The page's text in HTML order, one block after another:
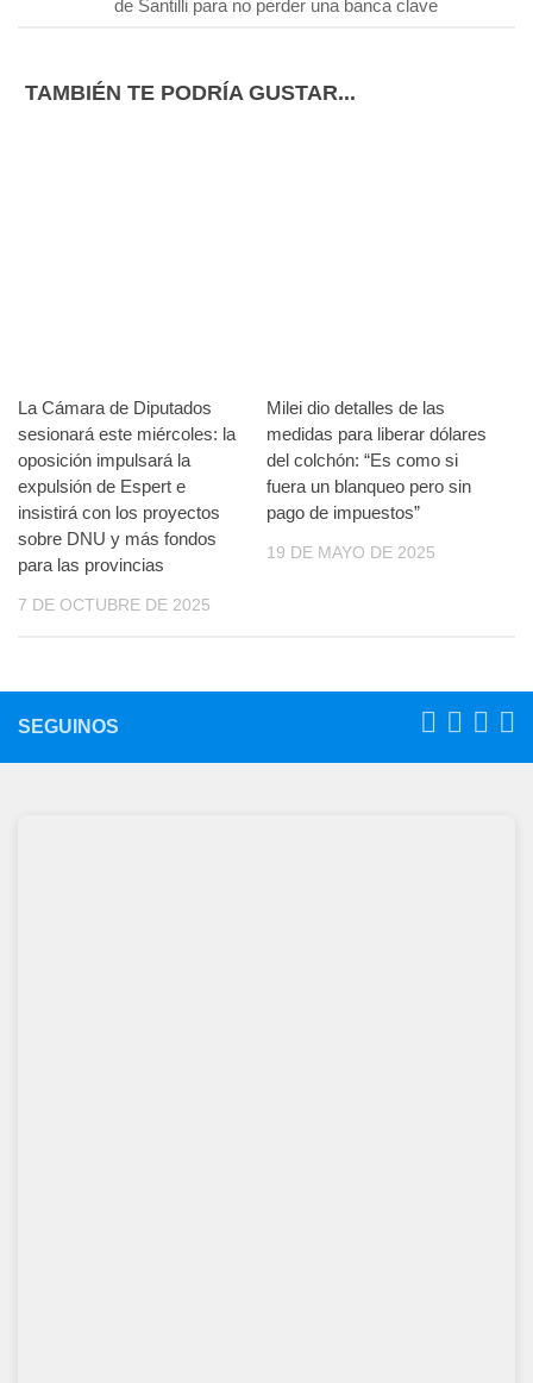
de Santilli para no perder una banca clave
TAMBIÉN TE PODRÍA GUSTAR...
La Cámara de Diputados
sesionará este miércoles: la
oposición impulsará la
expulsión de Espert e
insistirá con los proyectos
sobre DNU y más fondos
para las provincias
7 DE OCTUBRE DE 2025
Milei dio detalles de las
medidas para liberar dólares
del colchón: “Es como si
fuera un blanqueo pero sin
pago de impuestos”
19 DE MAYO DE 2025
SEGUINOS